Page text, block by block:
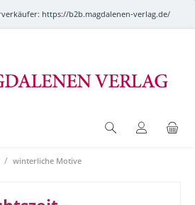
https://b2b.magdalenen-verlag.de/
/ winterliche Motive